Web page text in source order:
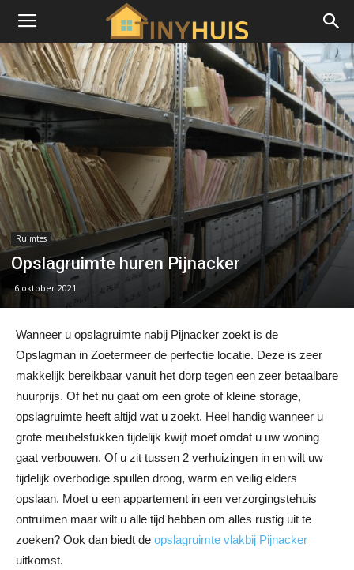
Ruimtes
Opslagruimte huren Pijnacker
6 oktober 2021
Wanneer u opslagruimte nabij Pijnacker zoekt is de
Opslagman in Zoetermeer de perfectie locatie. Deze is zeer
makkelijk bereikbaar vanuit het dorp tegen een zeer betaalbare
huurprijs. Of het nu gaat om een grote of kleine storage,
opslagruimte heeft altijd wat u zoekt. Heel handig wanneer u
grote meubelstukken tijdelijk kwijt moet omdat u uw woning
gaat verbouwen. Of u zit tussen 2 verhuizingen in en wilt uw
tijdelijk overbodige spullen droog, warm en veilig elders
opslaan. Moet u een appartement in een verzorgingstehuis
ontruimen maar wilt u alle tijd hebben om alles rustig uit te
zoeken? Ook dan biedt de opslagruimte vlakbij Pijnacker
uitkomst.